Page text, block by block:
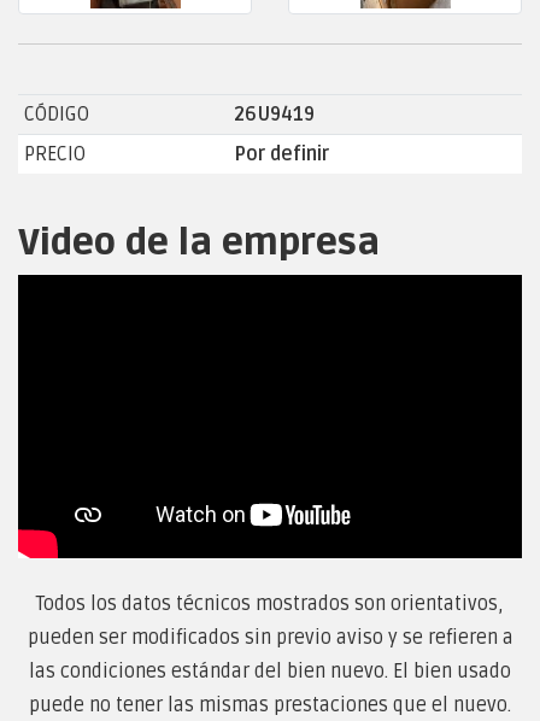
CÓDIGO
26U9419
PRECIO
Por definir
Video de la empresa
Todos los datos técnicos mostrados son orientativos,
pueden ser modificados sin previo aviso y se refieren a
las condiciones estándar del bien nuevo. El bien usado
puede no tener las mismas prestaciones que el nuevo.